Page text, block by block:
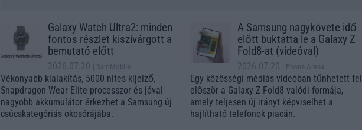
Galaxy Watch Ultra2: minden
fontos részlet kiszivárgott a
bemutató előtt
2026.07.20 | SamMobile
Vékonyabb kialakítás, 5000 nites kijelző,
Snapdragon Wear Elite processzor és jóval
nagyobb akkumulátor érkezhet a Samsung új
csúcskategóriás okosórájába.
A Samsung nagykövete idő
előtt buktatta le a Galaxy Z
Fold8-at (videóval)
2026.07.20 | Phone Arena
Egy közösségi médiás videóban tűnhetett fel
először a Galaxy Z Fold8 valódi formája,
amely teljesen új irányt képviselhet a
hajlítható telefonok piacán.